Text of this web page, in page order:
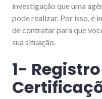
investigação que uma
pode realizar. Por isso, é
de contratar para que
sua situação.
1-